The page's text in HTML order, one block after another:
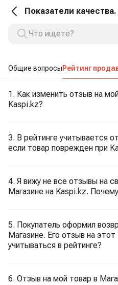
Общие вопросыРейтинг
1. Как изменить отзыв на
Kaspi.kz?
3. В рейтинге учитывается
если товар поврежден при
4. Я вижу не все отзывы на
Магазине на Kaspi.kz.
5. Покупатель оформил
Магазине. Его отзыв на
учитываться в рейтинге?
6. Отзыв на мой товар в